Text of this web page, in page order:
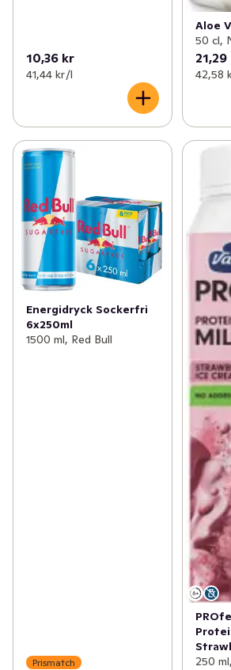
10,36 kr
41,44 kr /l
Aloe
50 cl,
42,58
Energidryck Sockerfri
6x250ml
1500 ml, Red Bull
Prismatch
250